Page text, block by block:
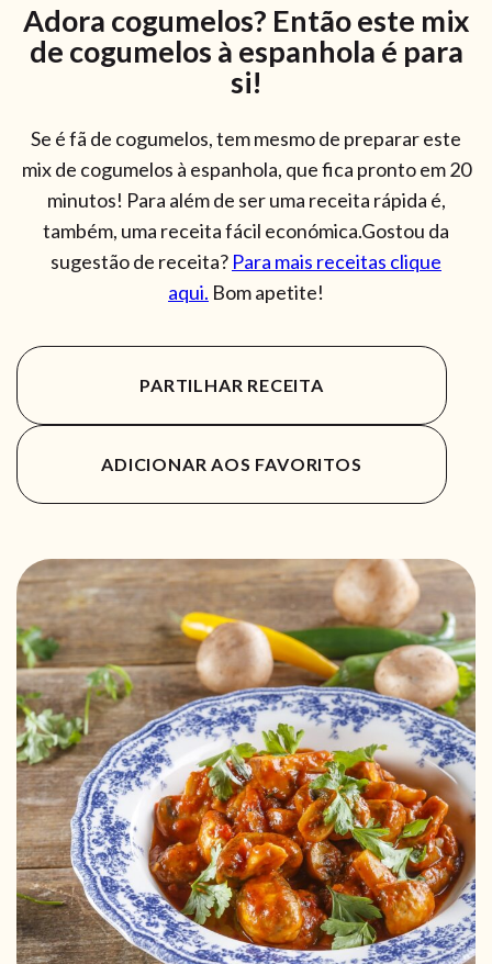
Adora cogumelos? Então este mix
de cogumelos à espanhola é para
si!
Se é fã de cogumelos, tem mesmo de preparar este
mix de cogumelos à espanhola, que fica pronto em 20
minutos! Para além de ser uma receita rápida é,
também, uma receita fácil económica.Gostou da
sugestão de receita? Para mais receitas clique
aqui. Bom apetite!
PARTILHAR RECEITA
ADICIONAR AOS FAVORITOS